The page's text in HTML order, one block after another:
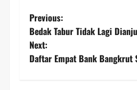
P
o
s
Previous:
Bedak Tabur Tidak Lagi
Next:
Daftar Empat Bank Bangkrut